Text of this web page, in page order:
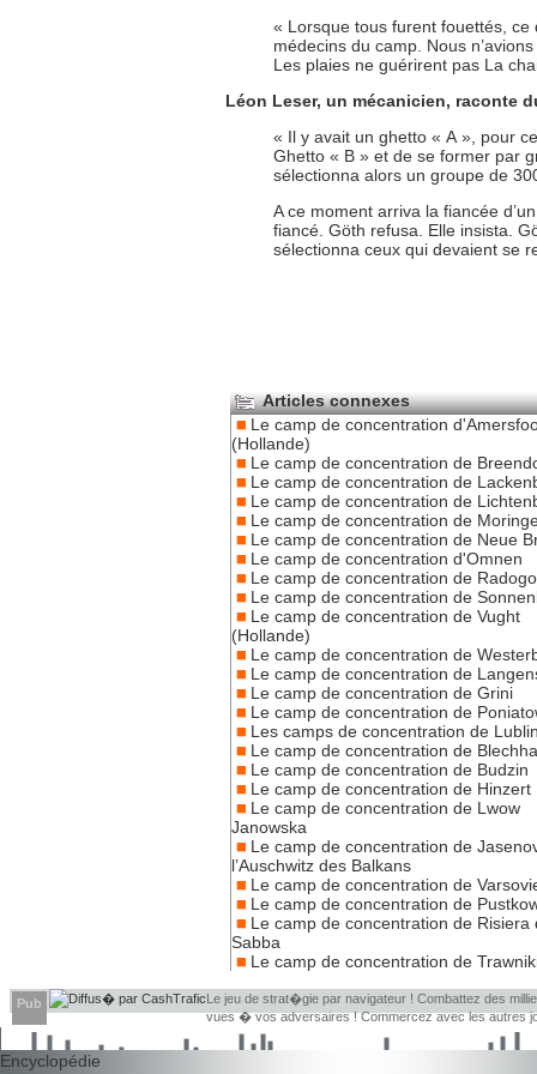
« Lorsque tous furent fouettés,
médecins du camp. Nous
Les plaies ne guérirent pas La
Léon Leser, un mécanicien, raconte
« Il y avait un ghetto « A », pour
Ghetto « B » et de se former par
sélectionna alors un groupe de
A ce moment arriva la fiancée
fiancé. Göth refusa. Elle insista.
sélectionna ceux qui devaient se
Articles connexes
Le camp de concentration
(Hollande)
Le camp de concentration de
Le camp de concentration de
Le camp de concentration de
Le camp de concentration de
Le camp de concentration de Neue
Le camp de concentration d'Omnen
Le camp de concentration de
Le camp de concentration de
Le camp de concentration de Vught
(Hollande)
Le camp de concentration de
Le camp de concentration de
Le camp de concentration de Grini
Le camp de concentration de
Les camps de concentration de
Le camp de concentration de
Le camp de concentration de Budzin
Le camp de concentration de Hinzert
Le camp de concentration de Lwow
Janowska
Le camp de concentration de
l’Auschwitz des Balkans
Le camp de concentration de
Le camp de concentration de
Le camp de concentration de Risiera
Sabba
Le camp de concentration de
Pub
Le jeu de strat�gie par navigateur ! Combattez des
vues � vos adversaires ! Commercez avec les autres
Encyclopédie